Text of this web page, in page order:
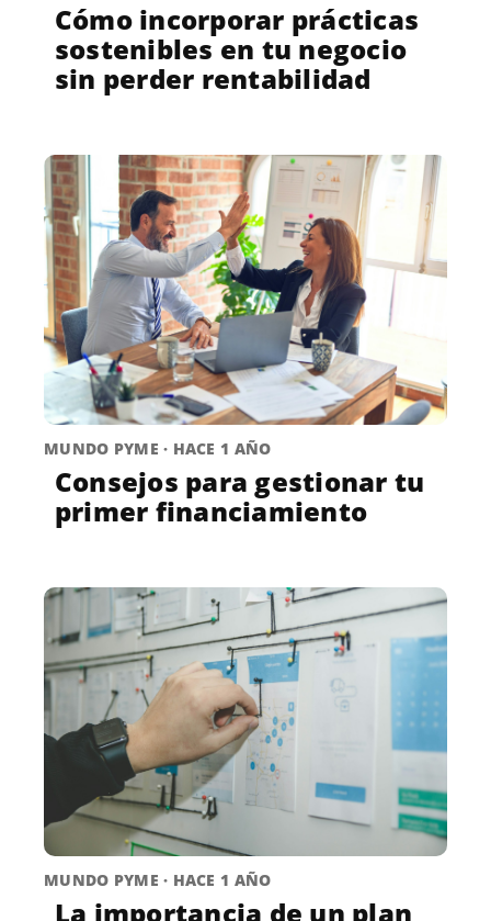
Cómo incorporar prácticas
sostenibles en tu negocio
sin perder rentabilidad
MUNDO PYME · HACE 1 AÑO
Consejos para gestionar tu
primer financiamiento
MUNDO PYME · HACE 1 AÑO
La importancia de un plan